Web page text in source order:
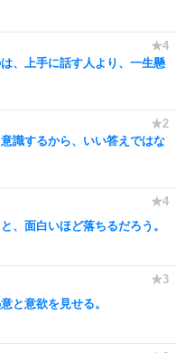
、上手に話す人より、一生懸
識するから、いい答えではな
、面白いほど落ちるだろう。
と意欲を見せる。